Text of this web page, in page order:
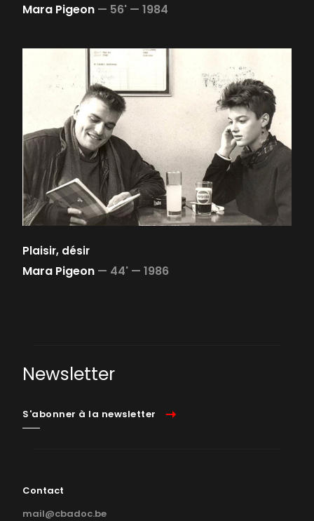
Mara Pigeon — 56' — 1984
Plaisir, désir
Mara Pigeon — 44' — 1986
Newsletter
S'abonner à la newsletter
Contact
mail@cbadoc.be